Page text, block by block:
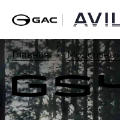
Главная